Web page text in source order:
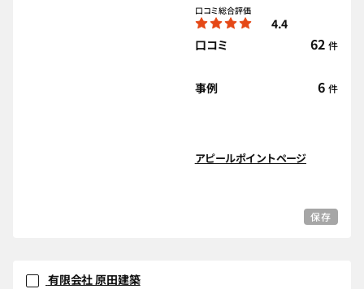
口コミ総合評価
4.4
口コミ
62 件
事例 6 件
アピールポイントページ
保存
有限会社 原田建築